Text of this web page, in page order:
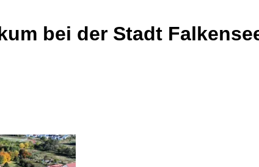
bei der Stadt